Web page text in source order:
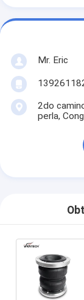
Mr. Eric
2do
perla,